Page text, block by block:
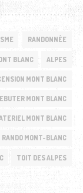
RANDONNÉE
BLANC ALPES
MONT BLANC
MONT BLANC
MONT BLANC
RANDO MONT-BLANC
TOIT DES ALPES